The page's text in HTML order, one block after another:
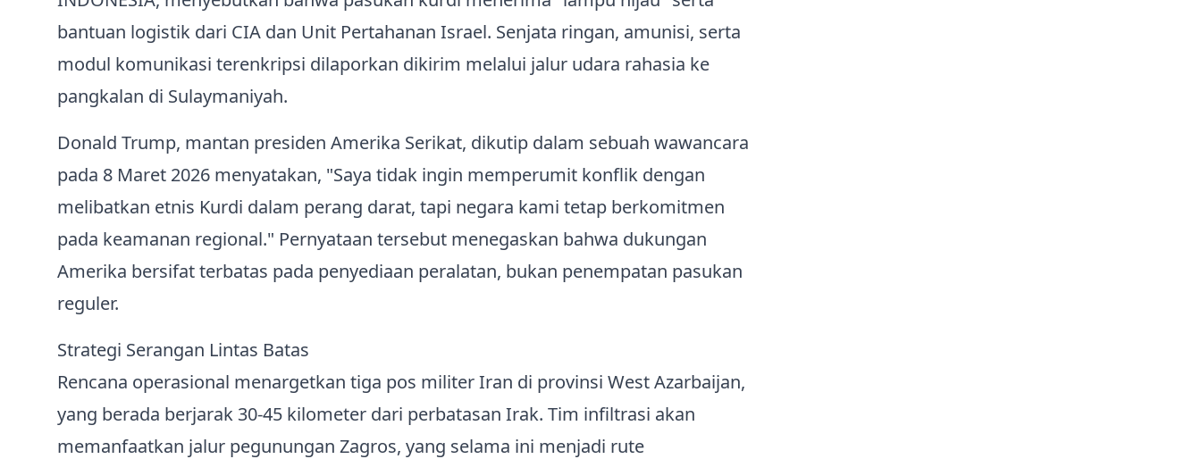
bantuan logistik dari CIA dan Unit Pertahanan Israel. Senjata ringan, amunisi, serta
modul komunikasi terenkripsi dilaporkan dikirim melalui jalur udara rahasia ke
pangkalan di Sulaymaniyah.
Donald Trump, mantan presiden Amerika Serikat, dikutip dalam sebuah wawancara
pada 8 Maret 2026 menyatakan, "Saya tidak ingin memperumit konflik dengan
melibatkan etnis Kurdi dalam perang darat, tapi negara kami tetap berkomitmen
pada keamanan regional." Pernyataan tersebut menegaskan bahwa dukungan
Amerika bersifat terbatas pada penyediaan peralatan, bukan penempatan pasukan
reguler.
Strategi Serangan Lintas Batas
Rencana operasional menargetkan tiga pos militer Iran di provinsi West Azarbaijan,
yang berada berjarak 30‑45 kilometer dari perbatasan Irak. Tim infiltrasi akan
memanfaatkan jalur pegunungan Zagros, yang selama ini menjadi rute